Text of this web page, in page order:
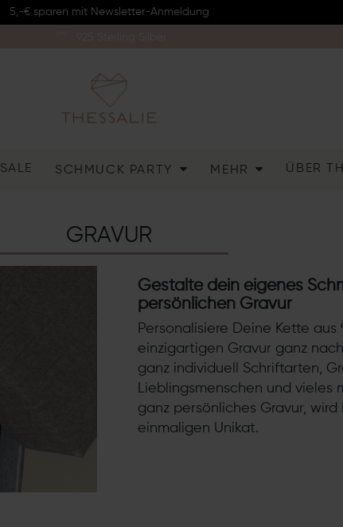
5,-€ sparen mit Newsletter-Anmeldung
SALE SCHMUCK PARTY MEHR ÜBER
GRAVUR
Gestalte dein eigenes
persönlichen Gravur
Personalisiere Deine Kette
einzigartigen Gravur ganz
ganz individuell Schriftarten,
Lieblingsmenschen und vieles
ganz persönliches Gravur,
einmaligen Unikat.